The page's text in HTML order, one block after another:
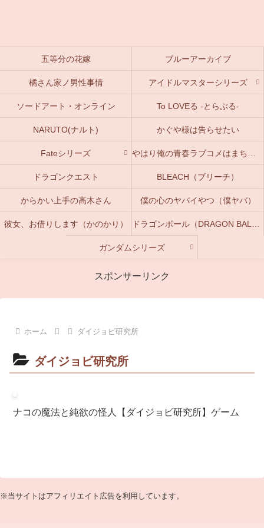
五等分の花嫁 ブルーアーカイブ
橘さん家ノ男性事情 アイドルマスターシリーズ
ソードアート・オンライン To LOVEる -とらぶる-
NARUTO(ナルト) かぐや様は告らせたい
Fateシリーズ
ドラゴンクエスト BLEACH（ブリーチ）
からかい上手の高木さん 僕の心のヤバイやつ（僕ヤバ）
彼女、お借りします（かのかり）
ガンダムシリーズ
スポンサーリンク
ホーム ダイジョビ研究所
ダイジョビ研究所
ナコの魔法と純欲の怪人【ダイジョビ研究所】ゲーム
※当サイトはアフィリエイト広告を利用しています。